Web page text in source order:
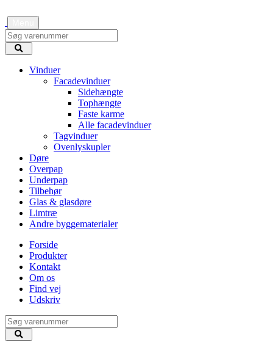
Vinduer
Facadevinduer
Sidehængte
Tophængte
Faste karme
Alle facadevinduer
Tagvinduer
Ovenlyskupler
Døre
Overpap
Underpap
Tilbehør
Glas & glasdøre
Limtræ
Andre byggematerialer
Forside
Produkter
Kontakt
Om os
Find vej
Udskriv